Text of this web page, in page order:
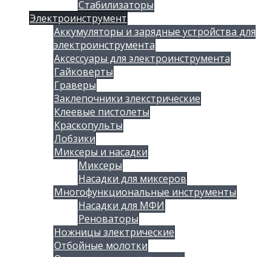
Стабилизаторы
Электроинструмент
Аккумуляторы и зарядные устройства для
электроинструмента
Аксессуары для электроинструмента
Гайковерты
Граверы
Заклепочники злекстрические
Клеевые пистолеты
Краскопульты
Лобзики
Миксеры и насадки
Миксеры
Насадки для миксеров
Многофункциональные инструменты
Насадки для МФИ
Реноваторы
Ножницы злектрические
Отбойные молотки